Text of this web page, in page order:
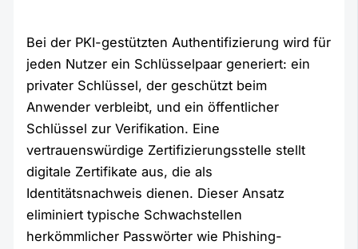
Bei der PKI-gestützten Authentifizierung wird für
jeden Nutzer ein Schlüsselpaar generiert: ein
privater Schlüssel, der geschützt beim
Anwender verbleibt, und ein öffentlicher
Schlüssel zur Verifikation. Eine
vertrauenswürdige Zertifizierungsstelle stellt
digitale Zertifikate aus, die als
Identitätsnachweis dienen. Dieser Ansatz
eliminiert typische Schwachstellen
herkömmlicher Passwörter wie Phishing-